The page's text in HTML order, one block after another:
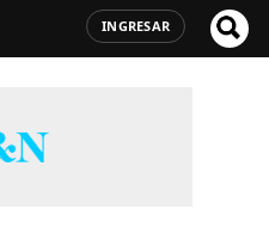
INGRESAR